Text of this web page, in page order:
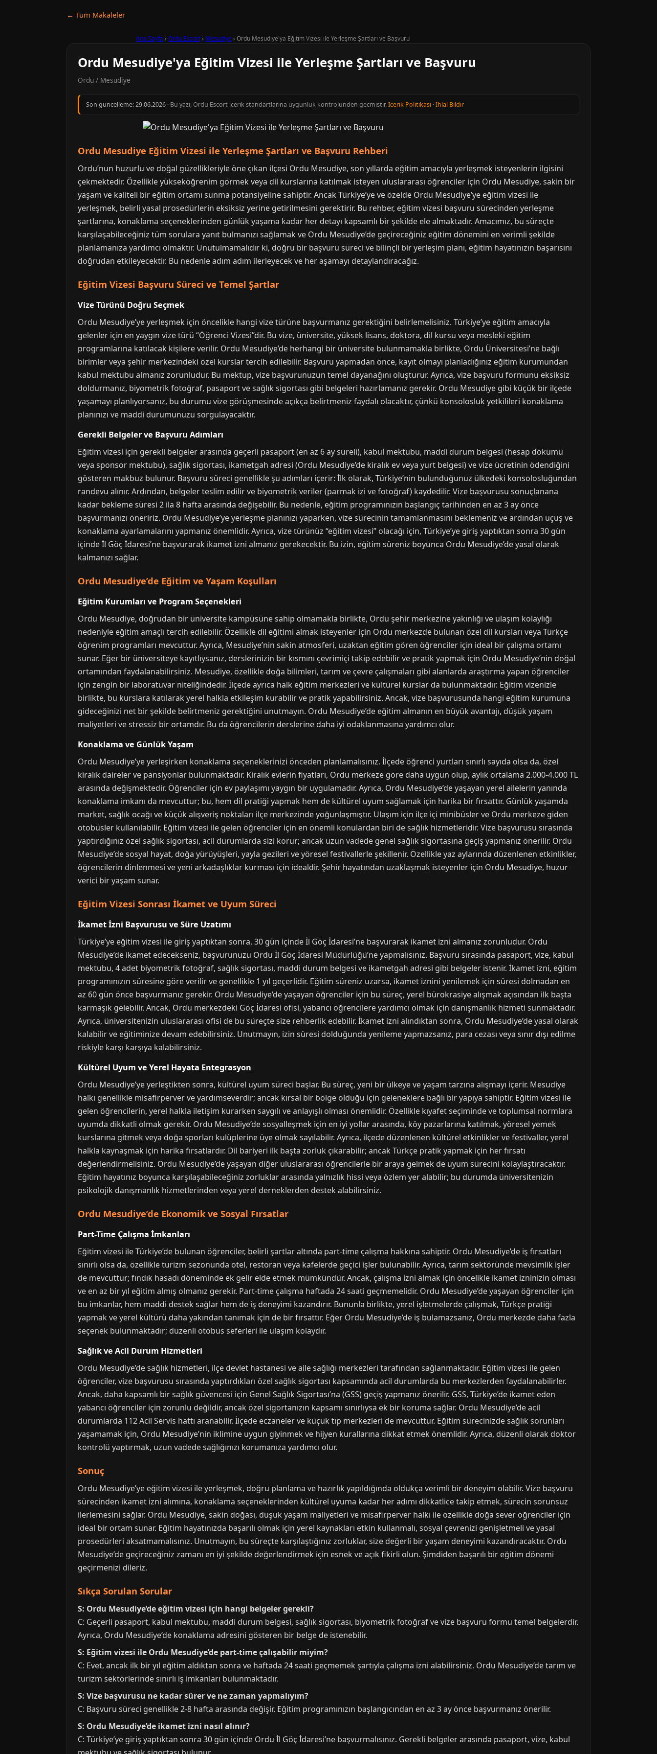
← Tum Makaleler
Ana Sayfa › Ordu Escort› Mesudiye› Ordu Mesudiye'ya Eğitim Vizesi ile Yerleşme Şartları ve Başvuru
Ordu Mesudiye'ya Eğitim Vizesi ile Yerleşme Şartları ve Başvuru
Ordu / Mesudiye
Son guncelleme:29.06.2026 · Bu yazi, Ordu Escort icerik standartlarina uygunluk kontrolunden gecmistir.Icerik Politikasi ·Ihlal Bildir
Ordu Mesudiye Eğitim Vizesi ile Yerleşme Şartları ve Başvuru Rehberi
Ordu’nun huzurlu ve doğal güzellikleriyle öne çıkan ilçesi Ordu Mesudiye, son yıllarda eğitim amacıyla yerleşmek isteyenlerin ilgisini
çekmektedir. Özellikle yükseköğrenim görmek veya dil kurslarına katılmak isteyen uluslararası öğrenciler için Ordu Mesudiye, sakin bir
yaşam ve kaliteli bir eğitim ortamı sunma potansiyeline sahiptir. Ancak Türkiye’ye ve özelde Ordu Mesudiye’ye eğitim vizesi ile
yerleşmek, belirli yasal prosedürlerin eksiksiz yerine getirilmesini gerektirir. Bu rehber, eğitim vizesi başvuru sürecinden yerleşme
şartlarına, konaklama seçeneklerinden günlük yaşama kadar her detayı kapsamlı bir şekilde ele almaktadır. Amacımız, bu süreçte
karşılaşabileceğiniz tüm sorulara yanıt bulmanızı sağlamak ve Ordu Mesudiye’de geçireceğiniz eğitim dönemini en verimli şekilde
planlamanıza yardımcı olmaktır. Unutulmamalıdır ki, doğru bir başvuru süreci ve bilinçli bir yerleşim planı, eğitim hayatınızın başarısını
doğrudan etkileyecektir. Bu nedenle adım adım ilerleyecek ve her aşamayı detaylandıracağız.
Eğitim Vizesi Başvuru Süreci ve Temel Şartlar
Vize Türünü Doğru Seçmek
Ordu Mesudiye’ye yerleşmek için öncelikle hangi vize türüne başvurmanız gerektiğini belirlemelisiniz. Türkiye’ye eğitim amacıyla
gelenler için en yaygın vize türü “Öğrenci Vizesi”dir. Bu vize, üniversite, yüksek lisans, doktora, dil kursu veya mesleki eğitim
programlarına katılacak kişilere verilir. Ordu Mesudiye’de herhangi bir üniversite bulunmamakla birlikte, Ordu Üniversitesi’ne bağlı
birimler veya şehir merkezindeki özel kurslar tercih edilebilir. Başvuru yapmadan önce, kayıt olmayı planladığınız eğitim kurumundan
kabul mektubu almanız zorunludur. Bu mektup, vize başvurunuzun temel dayanağını oluşturur. Ayrıca, vize başvuru formunu eksiksiz
doldurmanız, biyometrik fotoğraf, pasaport ve sağlık sigortası gibi belgeleri hazırlamanız gerekir. Ordu Mesudiye gibi küçük bir ilçede
yaşamayı planlıyorsanız, bu durumu vize görüşmesinde açıkça belirtmeniz faydalı olacaktır, çünkü konsolosluk yetkilileri konaklama
planınızı ve maddi durumunuzu sorgulayacaktır.
Gerekli Belgeler ve Başvuru Adımları
Eğitim vizesi için gerekli belgeler arasında geçerli pasaport (en az 6 ay süreli), kabul mektubu, maddi durum belgesi (hesap dökümü
veya sponsor mektubu), sağlık sigortası, ikametgah adresi (Ordu Mesudiye’de kiralık ev veya yurt belgesi) ve vize ücretinin ödendiğini
gösteren makbuz bulunur. Başvuru süreci genellikle şu adımları içerir: İlk olarak, Türkiye’nin bulunduğunuz ülkedeki konsolosluğundan
randevu alınır. Ardından, belgeler teslim edilir ve biyometrik veriler (parmak izi ve fotoğraf) kaydedilir. Vize başvurusu sonuçlanana
kadar bekleme süresi 2 ila 8 hafta arasında değişebilir. Bu nedenle, eğitim programınızın başlangıç tarihinden en az 3 ay önce
başvurmanızı öneririz. Ordu Mesudiye’ye yerleşme planınızı yaparken, vize sürecinin tamamlanmasını beklemeniz ve ardından uçuş ve
konaklama ayarlamalarını yapmanız önemlidir. Ayrıca, vize türünüz “eğitim vizesi” olacağı için, Türkiye’ye giriş yaptıktan sonra 30 gün
içinde İl Göç İdaresi’ne başvurarak ikamet izni almanız gerekecektir. Bu izin, eğitim süreniz boyunca Ordu Mesudiye’de yasal olarak
kalmanızı sağlar.
Ordu Mesudiye’de Eğitim ve Yaşam Koşulları
Eğitim Kurumları ve Program Seçenekleri
Ordu Mesudiye, doğrudan bir üniversite kampüsüne sahip olmamakla birlikte, Ordu şehir merkezine yakınlığı ve ulaşım kolaylığı
nedeniyle eğitim amaçlı tercih edilebilir. Özellikle dil eğitimi almak isteyenler için Ordu merkezde bulunan özel dil kursları veya Türkçe
öğrenim programları mevcuttur. Ayrıca, Mesudiye’nin sakin atmosferi, uzaktan eğitim gören öğrenciler için ideal bir çalışma ortamı
sunar. Eğer bir üniversiteye kayıtlıysanız, derslerinizin bir kısmını çevrimiçi takip edebilir ve pratik yapmak için Ordu Mesudiye’nin doğal
ortamından faydalanabilirsiniz. Mesudiye, özellikle doğa bilimleri, tarım ve çevre çalışmaları gibi alanlarda araştırma yapan öğrenciler
için zengin bir laboratuvar niteliğindedir. İlçede ayrıca halk eğitim merkezleri ve kültürel kurslar da bulunmaktadır. Eğitim vizenizle
birlikte, bu kurslara katılarak yerel halkla etkileşim kurabilir ve pratik yapabilirsiniz. Ancak, vize başvurusunda hangi eğitim kurumuna
gideceğinizi net bir şekilde belirtmeniz gerektiğini unutmayın. Ordu Mesudiye’de eğitim almanın en büyük avantajı, düşük yaşam
maliyetleri ve stressiz bir ortamdır. Bu da öğrencilerin derslerine daha iyi odaklanmasına yardımcı olur.
Konaklama ve Günlük Yaşam
Ordu Mesudiye’ye yerleşirken konaklama seçeneklerinizi önceden planlamalısınız. İlçede öğrenci yurtları sınırlı sayıda olsa da, özel
kiralık daireler ve pansiyonlar bulunmaktadır. Kiralık evlerin fiyatları, Ordu merkeze göre daha uygun olup, aylık ortalama 2.000-4.000 TL
arasında değişmektedir. Öğrenciler için ev paylaşımı yaygın bir uygulamadır. Ayrıca, Ordu Mesudiye’de yaşayan yerel ailelerin yanında
konaklama imkanı da mevcuttur; bu, hem dil pratiği yapmak hem de kültürel uyum sağlamak için harika bir fırsattır. Günlük yaşamda
market, sağlık ocağı ve küçük alışveriş noktaları ilçe merkezinde yoğunlaşmıştır. Ulaşım için ilçe içi minibüsler ve Ordu merkeze giden
otobüsler kullanılabilir. Eğitim vizesi ile gelen öğrenciler için en önemli konulardan biri de sağlık hizmetleridir. Vize başvurusu sırasında
yaptırdığınız özel sağlık sigortası, acil durumlarda sizi korur; ancak uzun vadede genel sağlık sigortasına geçiş yapmanız önerilir. Ordu
Mesudiye’de sosyal hayat, doğa yürüyüşleri, yayla gezileri ve yöresel festivallerle şekillenir. Özellikle yaz aylarında düzenlenen etkinlikler,
öğrencilerin dinlenmesi ve yeni arkadaşlıklar kurması için idealdir. Şehir hayatından uzaklaşmak isteyenler için Ordu Mesudiye, huzur
verici bir yaşam sunar.
Eğitim Vizesi Sonrası İkamet ve Uyum Süreci
İkamet İzni Başvurusu ve Süre Uzatımı
Türkiye’ye eğitim vizesi ile giriş yaptıktan sonra, 30 gün içinde İl Göç İdaresi’ne başvurarak ikamet izni almanız zorunludur. Ordu
Mesudiye’de ikamet edecekseniz, başvurunuzu Ordu İl Göç İdaresi Müdürlüğü’ne yapmalısınız. Başvuru sırasında pasaport, vize, kabul
mektubu, 4 adet biyometrik fotoğraf, sağlık sigortası, maddi durum belgesi ve ikametgah adresi gibi belgeler istenir. İkamet izni, eğitim
programınızın süresine göre verilir ve genellikle 1 yıl geçerlidir. Eğitim süreniz uzarsa, ikamet iznini yenilemek için süresi dolmadan en
az 60 gün önce başvurmanız gerekir. Ordu Mesudiye’de yaşayan öğrenciler için bu süreç, yerel bürokrasiye alışmak açısından ilk başta
karmaşık gelebilir. Ancak, Ordu merkezdeki Göç İdaresi ofisi, yabancı öğrencilere yardımcı olmak için danışmanlık hizmeti sunmaktadır.
Ayrıca, üniversitenizin uluslararası ofisi de bu süreçte size rehberlik edebilir. İkamet izni alındıktan sonra, Ordu Mesudiye’de yasal olarak
kalabilir ve eğitiminize devam edebilirsiniz. Unutmayın, izin süresi dolduğunda yenileme yapmazsanız, para cezası veya sınır dışı edilme
riskiyle karşı karşıya kalabilirsiniz.
Kültürel Uyum ve Yerel Hayata Entegrasyon
Ordu Mesudiye’ye yerleştikten sonra, kültürel uyum süreci başlar. Bu süreç, yeni bir ülkeye ve yaşam tarzına alışmayı içerir. Mesudiye
halkı genellikle misafirperver ve yardımseverdir; ancak kırsal bir bölge olduğu için geleneklere bağlı bir yapıya sahiptir. Eğitim vizesi ile
gelen öğrencilerin, yerel halkla iletişim kurarken saygılı ve anlayışlı olması önemlidir. Özellikle kıyafet seçiminde ve toplumsal normlara
uyumda dikkatli olmak gerekir. Ordu Mesudiye’de sosyalleşmek için en iyi yollar arasında, köy pazarlarına katılmak, yöresel yemek
kurslarına gitmek veya doğa sporları kulüplerine üye olmak sayılabilir. Ayrıca, ilçede düzenlenen kültürel etkinlikler ve festivaller, yerel
halkla kaynaşmak için harika fırsatlardır. Dil bariyeri ilk başta zorluk çıkarabilir; ancak Türkçe pratik yapmak için her fırsatı
değerlendirmelisiniz. Ordu Mesudiye’de yaşayan diğer uluslararası öğrencilerle bir araya gelmek de uyum sürecini kolaylaştıracaktır.
Eğitim hayatınız boyunca karşılaşabileceğiniz zorluklar arasında yalnızlık hissi veya özlem yer alabilir; bu durumda üniversitenizin
psikolojik danışmanlık hizmetlerinden veya yerel derneklerden destek alabilirsiniz.
Ordu Mesudiye’de Ekonomik ve Sosyal Fırsatlar
Part-Time Çalışma İmkanları
Eğitim vizesi ile Türkiye’de bulunan öğrenciler, belirli şartlar altında part-time çalışma hakkına sahiptir. Ordu Mesudiye’de iş fırsatları
sınırlı olsa da, özellikle turizm sezonunda otel, restoran veya kafelerde geçici işler bulunabilir. Ayrıca, tarım sektöründe mevsimlik işler
de mevcuttur; fındık hasadı döneminde ek gelir elde etmek mümkündür. Ancak, çalışma izni almak için öncelikle ikamet izninizin olması
ve en az bir yıl eğitim almış olmanız gerekir. Part-time çalışma haftada 24 saati geçmemelidir. Ordu Mesudiye’de yaşayan öğrenciler için
bu imkanlar, hem maddi destek sağlar hem de iş deneyimi kazandırır. Bununla birlikte, yerel işletmelerde çalışmak, Türkçe pratiği
yapmak ve yerel kültürü daha yakından tanımak için de bir fırsattır. Eğer Ordu Mesudiye’de iş bulamazsanız, Ordu merkezde daha fazla
seçenek bulunmaktadır; düzenli otobüs seferleri ile ulaşım kolaydır.
Sağlık ve Acil Durum Hizmetleri
Ordu Mesudiye’de sağlık hizmetleri, ilçe devlet hastanesi ve aile sağlığı merkezleri tarafından sağlanmaktadır. Eğitim vizesi ile gelen
öğrenciler, vize başvurusu sırasında yaptırdıkları özel sağlık sigortası kapsamında acil durumlarda bu merkezlerden faydalanabilirler.
Ancak, daha kapsamlı bir sağlık güvencesi için Genel Sağlık Sigortası’na (GSS) geçiş yapmanız önerilir. GSS, Türkiye’de ikamet eden
yabancı öğrenciler için zorunlu değildir, ancak özel sigortanızın kapsamı sınırlıysa ek bir koruma sağlar. Ordu Mesudiye’de acil
durumlarda 112 Acil Servis hattı aranabilir. İlçede eczaneler ve küçük tıp merkezleri de mevcuttur. Eğitim sürecinizde sağlık sorunları
yaşamamak için, Ordu Mesudiye’nin iklimine uygun giyinmek ve hijyen kurallarına dikkat etmek önemlidir. Ayrıca, düzenli olarak doktor
kontrolü yaptırmak, uzun vadede sağlığınızı korumanıza yardımcı olur.
Sonuç
Ordu Mesudiye’ye eğitim vizesi ile yerleşmek, doğru planlama ve hazırlık yapıldığında oldukça verimli bir deneyim olabilir. Vize başvuru
sürecinden ikamet izni alımına, konaklama seçeneklerinden kültürel uyuma kadar her adımı dikkatlice takip etmek, sürecin sorunsuz
ilerlemesini sağlar. Ordu Mesudiye, sakin doğası, düşük yaşam maliyetleri ve misafirperver halkı ile özellikle doğa sever öğrenciler için
ideal bir ortam sunar. Eğitim hayatınızda başarılı olmak için yerel kaynakları etkin kullanmalı, sosyal çevrenizi genişletmeli ve yasal
prosedürleri aksatmamalısınız. Unutmayın, bu süreçte karşılaştığınız zorluklar, size değerli bir yaşam deneyimi kazandıracaktır. Ordu
Mesudiye’de geçireceğiniz zamanı en iyi şekilde değerlendirmek için esnek ve açık fikirli olun. Şimdiden başarılı bir eğitim dönemi
geçirmenizi dileriz.
Sıkça Sorulan Sorular
S: Ordu Mesudiye’de eğitim vizesi için hangi belgeler gerekli?
C: Geçerli pasaport, kabul mektubu, maddi durum belgesi, sağlık sigortası, biyometrik fotoğraf ve vize başvuru formu temel belgelerdir.
Ayrıca, Ordu Mesudiye’de konaklama adresini gösteren bir belge de istenebilir.
S: Eğitim vizesi ile Ordu Mesudiye’de part-time çalışabilir miyim?
C: Evet, ancak ilk bir yıl eğitim aldıktan sonra ve haftada 24 saati geçmemek şartıyla çalışma izni alabilirsiniz. Ordu Mesudiye’de tarım ve
turizm sektörlerinde sınırlı iş imkanları bulunmaktadır.
S: Vize başvurusu ne kadar sürer ve ne zaman yapmalıyım?
C: Başvuru süreci genellikle 2-8 hafta arasında değişir. Eğitim programınızın başlangıcından en az 3 ay önce başvurmanız önerilir.
S: Ordu Mesudiye’de ikamet izni nasıl alınır?
C: Türkiye’ye giriş yaptıktan sonra 30 gün içinde Ordu İl Göç İdaresi’ne başvurmalısınız. Gerekli belgeler arasında pasaport, vize, kabul